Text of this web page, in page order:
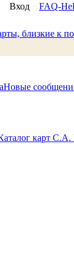
Вход FAQ-
близкие к
Новые
карт С.А.